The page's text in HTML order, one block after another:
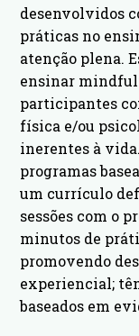
desenvolvidos
práticas no
atenção plena.
ensinar
participantes
física e/ou
inerentes à
programas
um currículo
sessões com o
minutos de
promovendo
experiencial;
baseados em